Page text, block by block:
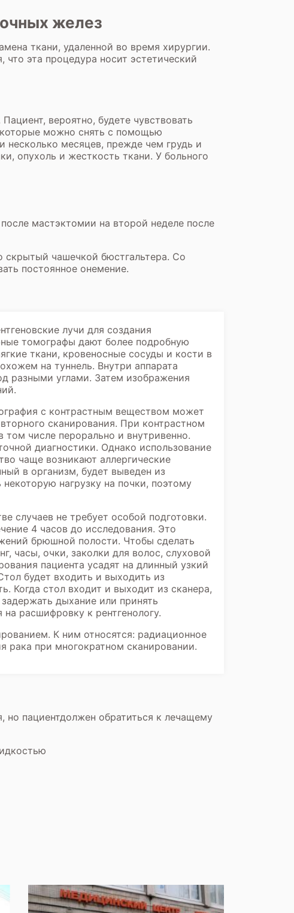
желез
ткани, удаленной во время хирургии.
эта процедура носит эстетический
вероятно, будете чувствовать
которые можно снять с помощью
месяцев, прежде чем грудь и
опухоль и жесткость ткани. У больного
после мастэктомии на второй неделе после
чашечкой бюстгальтера. Со
постоянное онемение.
лучи для создания
томографы дают более подробную
ткани, кровеносные сосуды и кости в
на туннель. Внутри аппарата
разными углами. Затем изображения
с контрастным веществом может
сканирования. При контрастном
числе перорально и внутривенно.
диагностики. Однако использование
чаще возникают аллергические
в организм, будет выведен из
нагрузку на почки, поэтому
случаев не требует особой подготовки.
4 часов до исследования. Это
брюшной полости. Чтобы сделать
часы, очки, заколки для волос, слуховой
пациента усадят на длинный узкий
будет входить и выходить из
Когда стол входит и выходит из сканера,
дыхание или принять
расшифровку к рентгенологу.
К ним относятся: радиационное
рака при многократном сканировании.
но пациентдолжен обратиться к лечащему